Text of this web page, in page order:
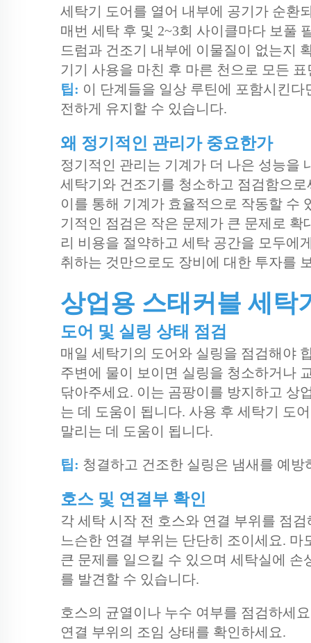
세탁기 도어를 열어 내부에 공기가 순환
매번 세탁 후 및 2~3회 사이클마다 보풀
드럼과 건조기 내부에 이물질이 없는지
기기 사용을 마친 후 마른 천으로 모든
팁: 이 단계들을 일상 루틴에 포함시킨
전하게 유지할 수 있습니다.
왜 정기적인 관리가 중요한가
정기적인 관리는 기계가 더 나은 성능을
세탁기와 건조기를 청소하고 점검함으
이를 통해 기계가 효율적으로 작동할 수
기적인 점검은 작은 문제가 큰 문제로
리 비용을 절약하고 세탁 공간을 모두에
취하는 것만으로도 장비에 대한 투자를
상업용 스태커블 세탁
도어 및 실링 상태 점검
매일 세탁기의 도어와 실링을 점검해야
주변에 물이 보이면 실링을 청소하거나
닦아주세요. 이는 곰팡이를 방지하고 상
는 데 도움이 됩니다. 사용 후 세탁기 도
말리는 데 도움이 됩니다.
팁: 청결하고 건조한 실링은 냄새를 예
호스 및 연결부 확인
각 세탁 시작 전 호스와 연결 부위를 점
느슨한 연결 부위는 단단히 조이세요.
큰 문제를 일으킬 수 있으며 세탁실에
를 발견할 수 있습니다.
호스의 균열이나 누수 여부를 점검하세
연결 부위의 조임 상태를 확인하세요.